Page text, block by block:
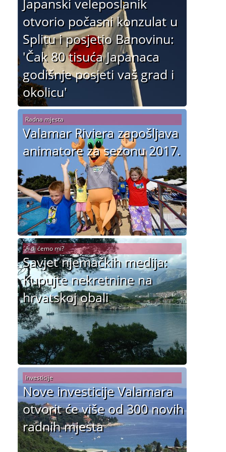
otvorio počasni konzulat u
Splitu i posjetio Banovinu:
'Čak 80 tisuća Japanaca
godišnje posjeti vaš grad i
okolicu'
Valamar Riviera zapošljava
animatore za sezonu 2017.
Radna mjesta
Savjet njemačkih medija:
Kupujte nekretnine na
hrvatskoj obali
A di ćemo mi?
Nove investicije Valamara
otvorit će više od 300 novih
radnih mjesta
Investicije